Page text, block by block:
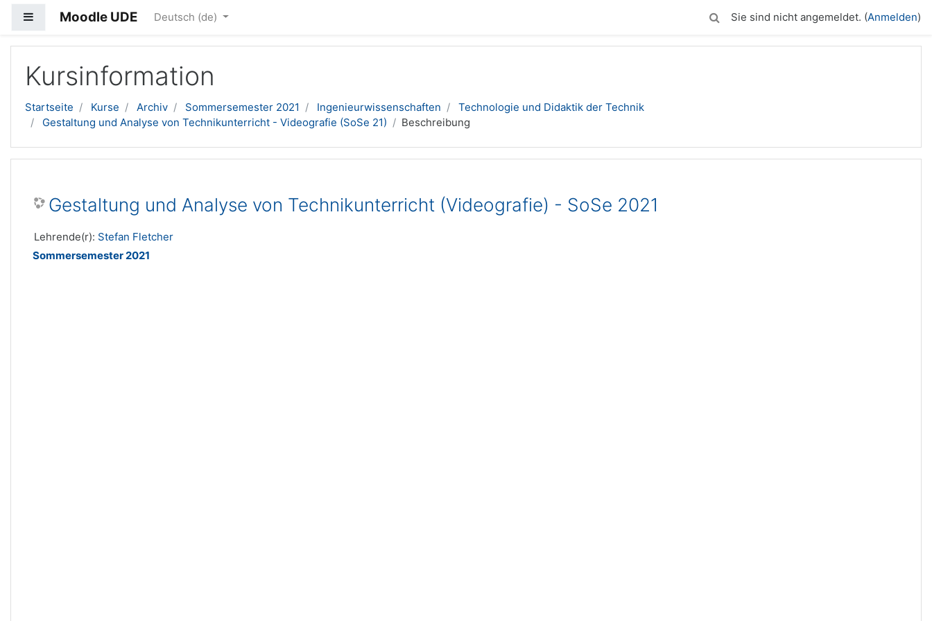
Website-Übersicht
Moodle UDE Deutsch ‎(de)‎ Sie sind nicht angemeldet. (Anmelden)
Kursinformation
Startseite Kurse Archiv Sommersemester 2021 Ingenieurwissenschaften
Technologie und Didaktik der Technik
Gestaltung und Analyse von Technikunterricht - Videografie (SoSe 21)
Beschreibung
Gestaltung und Analyse von Technikunterricht (Videografie) - SoSe 2021
Lehrende(r): Stefan Fletcher
Sommersemester 2021